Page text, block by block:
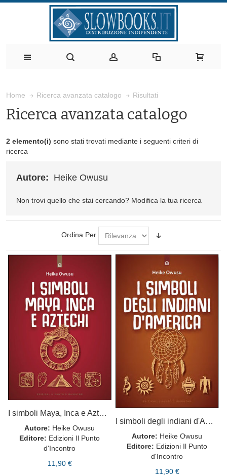
Home Ricerca avanzata catalogo Risultati
Ricerca avanzata catalogo
2 elemento(i) sono stati trovati mediante i seguenti criteri di
ricerca
Autore: Heike Owusu
Non trovi quello che stai cercando? Modifica la tua ricerca
Ordina Per
I simboli Maya, Inca e Aztechi
Autore: Heike Owusu
Editore: Edizioni Il Punto
d'Incontro
11,90 €
I simboli degli indiani d'America
Autore: Heike Owusu
Editore: Edizioni Il Punto
d'Incontro
11,90 €